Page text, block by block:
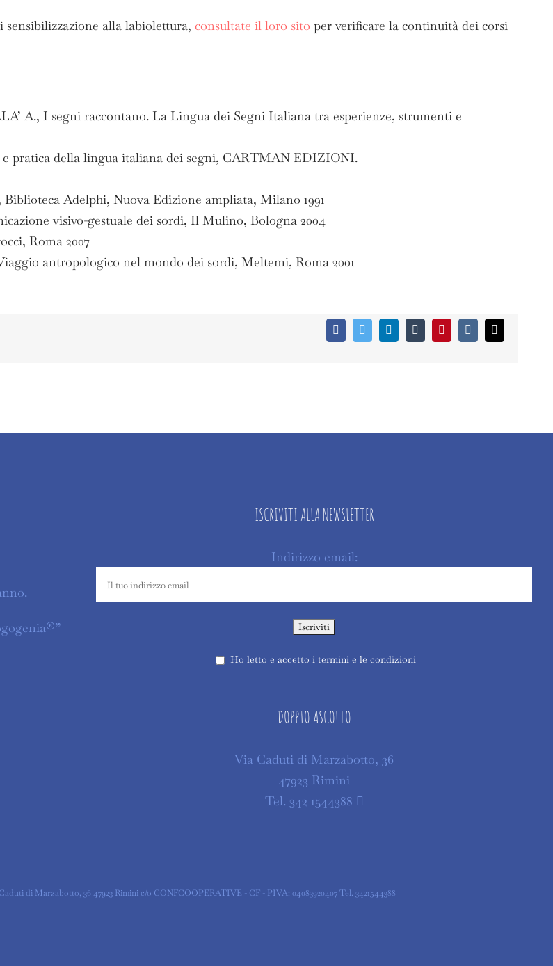
sensibilizzazione alla labiolettura, consultate il loro sito per verificare la continuità dei corsi
A., I segni raccontano. La Lingua dei Segni Italiana tra esperienze, strumenti e
pratica della lingua italiana dei segni, CARTMAN EDIZIONI.
Adelphi, Nuova Edizione ampliata, Milano 1991
visivo-gestuale dei sordi, Il Mulino, Bologna 2004
Roma 2007
antropologico nel mondo dei sordi, Meltemi, Roma 2001
FacebookTwitterLinkedInTumblrPinterestVk Email
ISCRIVITI ALLA NEWSLETTER
Indirizzo email:
Ho letto e accetto i termini e le condizioni
DOPPIO ASCOLTO
Via Caduti di Marzabotto, 36
47923 Rimini
Tel. 342 1544388
di Marzabotto, 36 47923 Rimini c/o CONFCOOPERATIVE - CF - PIVA: 04083920407 Tel. 3421544388